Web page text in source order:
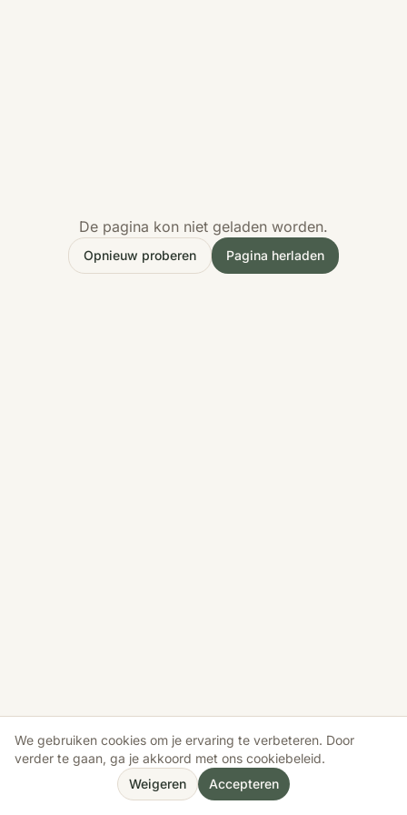
We gebruiken cookies om je ervaring te verbeteren. Door
verder te gaan, ga je akkoord met ons cookiebeleid.
Weigeren
Accepteren
De pagina kon niet geladen worden.
Opnieuw proberen Pagina herladen